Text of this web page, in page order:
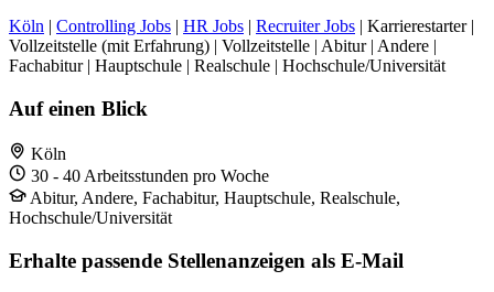
Köln | Controlling Jobs | HR Jobs | Recruiter Jobs | Karrierestarter |
Vollzeitstelle (mit Erfahrung) | Vollzeitstelle | Abitur | Andere |
Fachabitur | Hauptschule | Realschule | Hochschule/Universität
Auf einen Blick
Köln
30 - 40 Arbeitsstunden pro Woche
Abitur, Andere, Fachabitur, Hauptschule, Realschule,
Hochschule/Universität
Erhalte passende Stellenanzeigen als E-Mail